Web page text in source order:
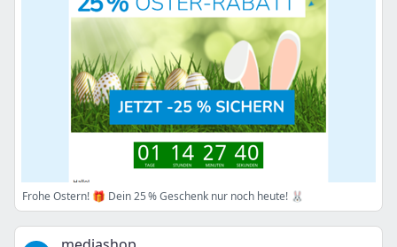
Frohe Ostern! 🎁 Dein 25 % Geschenk nur noch heute! 🐰